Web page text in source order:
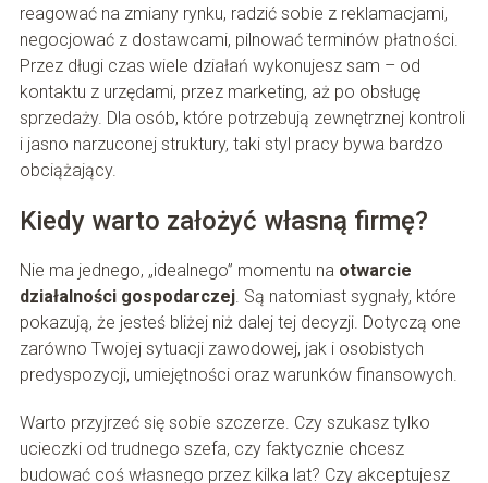
reagować na zmiany rynku, radzić sobie z reklamacjami,
negocjować z dostawcami, pilnować terminów płatności.
Przez długi czas wiele działań wykonujesz sam – od
kontaktu z urzędami, przez marketing, aż po obsługę
sprzedaży. Dla osób, które potrzebują zewnętrznej kontroli
i jasno narzuconej struktury, taki styl pracy bywa bardzo
obciążający.
Kiedy warto założyć własną firmę?
Nie ma jednego, „idealnego” momentu na otwarcie
działalności gospodarczej. Są natomiast sygnały, które
pokazują, że jesteś bliżej niż dalej tej decyzji. Dotyczą one
zarówno Twojej sytuacji zawodowej, jak i osobistych
predyspozycji, umiejętności oraz warunków finansowych.
Warto przyjrzeć się sobie szczerze. Czy szukasz tylko
ucieczki od trudnego szefa, czy faktycznie chcesz
budować coś własnego przez kilka lat? Czy akceptujesz